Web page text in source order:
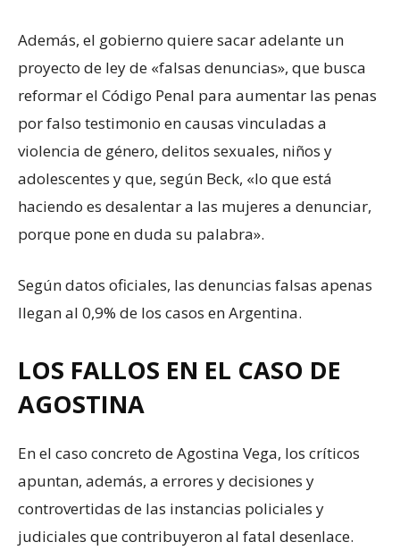
Además, el gobierno quiere sacar adelante un
proyecto de ley de «falsas denuncias», que busca
reformar el Código Penal para aumentar las penas
por falso testimonio en causas vinculadas a
violencia de género, delitos sexuales, niños y
adolescentes y que, según Beck, «lo que está
haciendo es desalentar a las mujeres a denunciar,
porque pone en duda su palabra».
Según datos oficiales, las denuncias falsas apenas
llegan al 0,9% de los casos en Argentina.
LOS FALLOS EN EL CASO DE
AGOSTINA
En el caso concreto de Agostina Vega, los críticos
apuntan, además, a errores y decisiones y
controvertidas de las instancias policiales y
judiciales que contribuyeron al fatal desenlace.